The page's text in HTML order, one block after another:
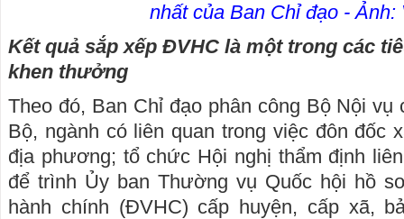
nhất của Ban Chỉ đạo - Ảnh:
Kết quả sắp xếp ĐVHC là một trong các
khen thưởng
Theo đó, Ban Chỉ đạo phân công Bộ Nội
Bộ, ngành có liên quan trong việc đôn đốc
địa phương; tổ chức Hội nghị thẩm định
để trình Ủy ban Thường vụ Quốc hội hồ
hành chính (ĐVHC) cấp huyện, cấp xã,